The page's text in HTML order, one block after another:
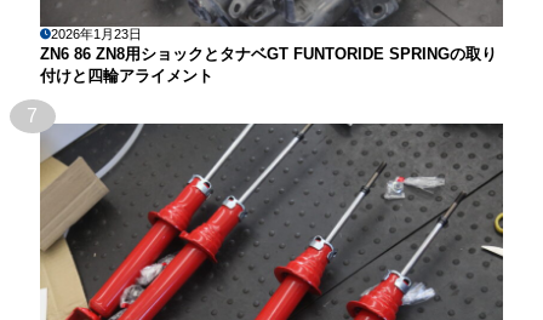
2026年1月23日
ZN6 86 ZN8用ショックとタナベGT FUNTORIDE SPRINGの取り
付けと四輪アライメント
7